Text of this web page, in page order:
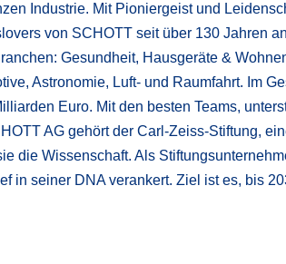
Industrie. Mit Pioniergeist und
von SCHOTT seit über 130 Jahren
Gesundheit, Hausgeräte &
Astronomie, Luft- und Raumfahrt. Im
Euro. Mit den besten Teams,
AG gehört der Carl-Zeiss-Stiftung,
die Wissenschaft. Als
in seiner DNA verankert. Ziel ist es, bis